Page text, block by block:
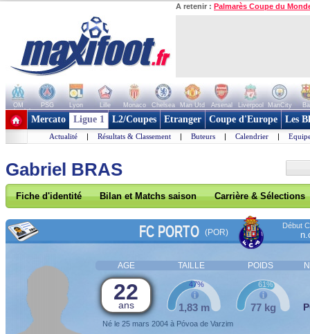
A retenir : Palmarès Coupe du
OM PSG Lyon Lille Monaco Chelsea Man Utd Arsenal Liverpool ManCity
+ de clubs
Mercato Ligue 1 L2/Coupes Etranger Coupe d'Europe Les
Actualité | Résultats & Classement | Buteurs | Calendrier |
Gabriel BRAS
Fiche d'identité Bilan et Matchs saison Carrière & Sélections
FC PORTO (POR)
Début
AGE TAILLE POIDS
22
ans
Né le 25 mars 2004 à Póvoa de Varzim
1,83 m
47%
77 kg
61%